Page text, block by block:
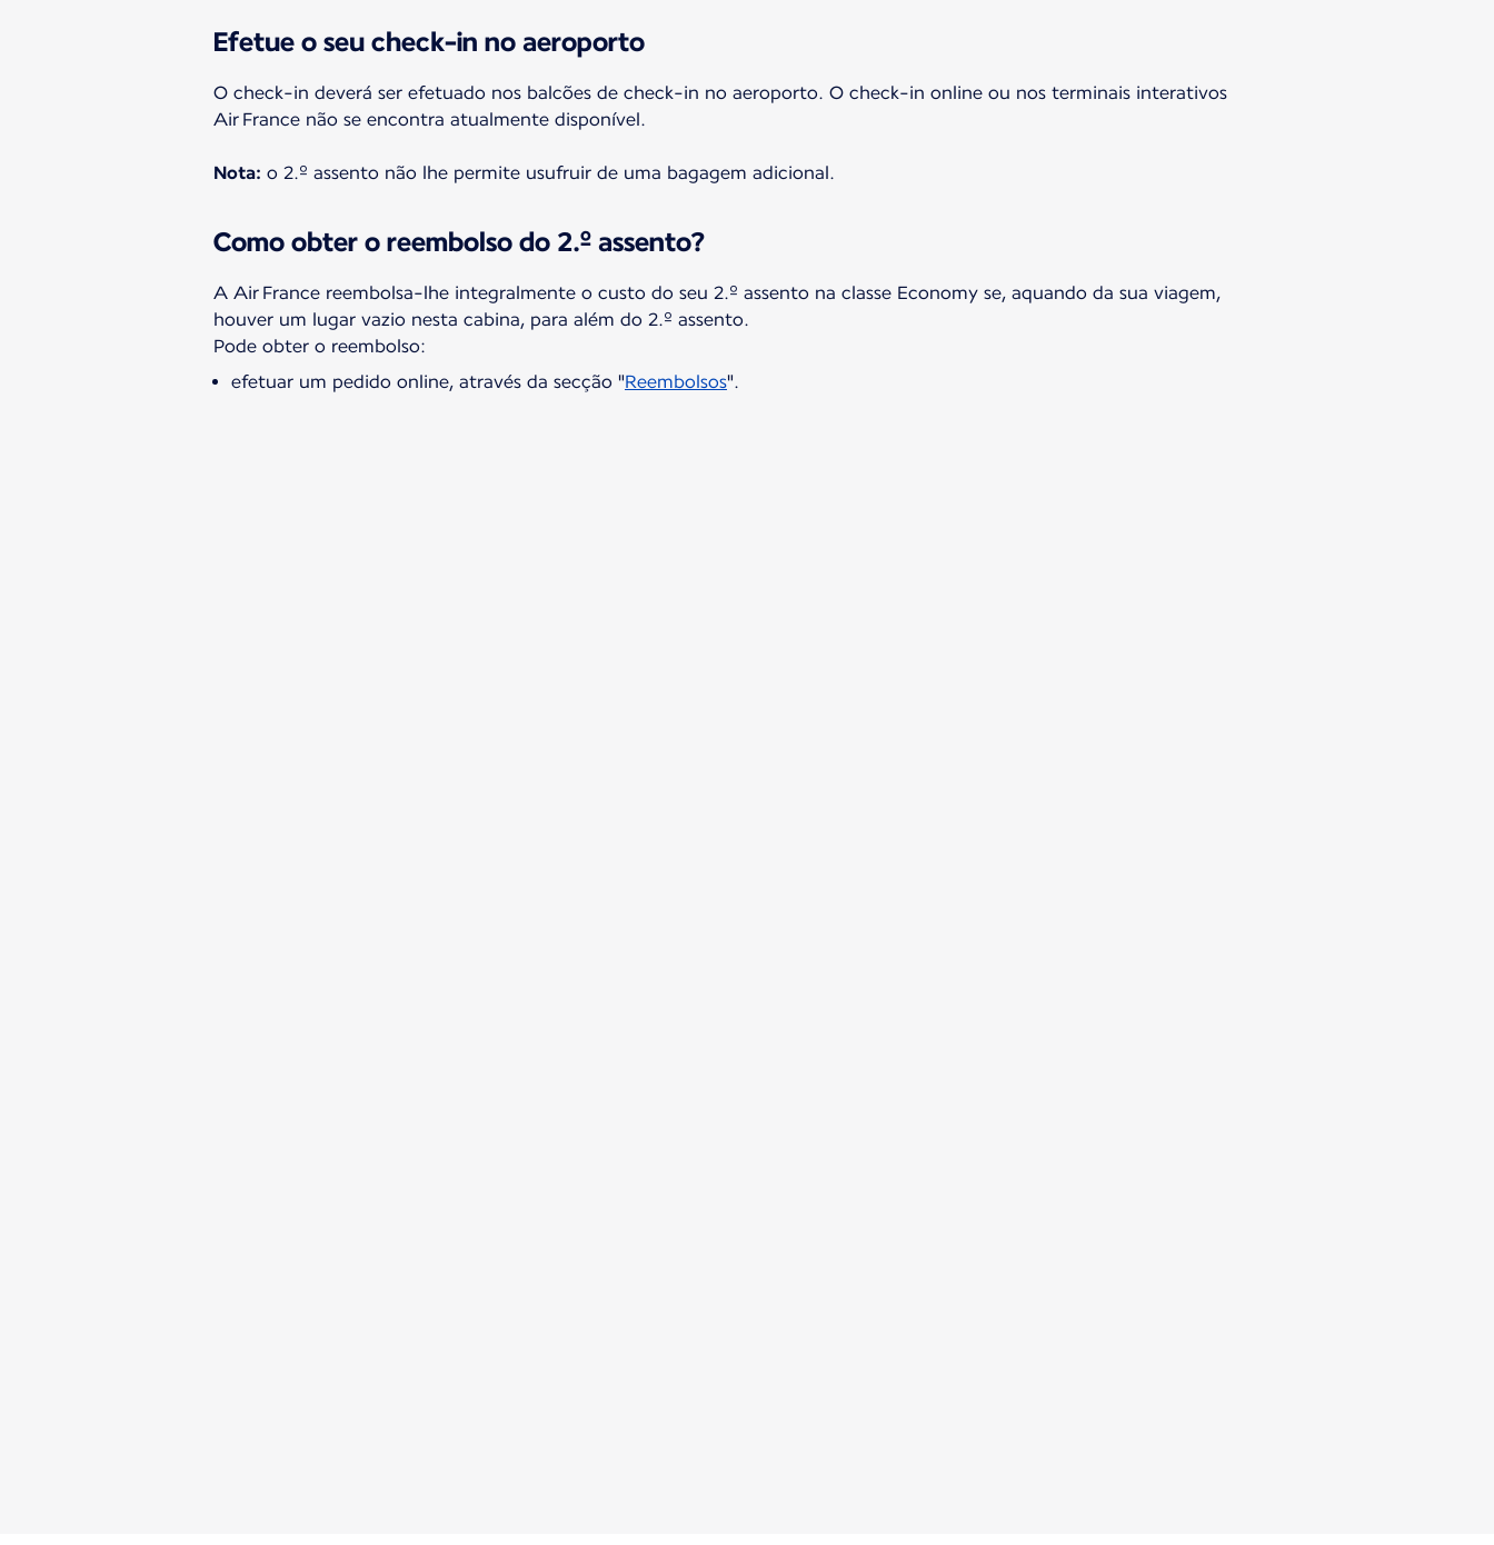
Efetue o seu check-in no aeroporto
O check-in deverá ser efetuado nos balcões de check-in no aeroporto. O check-in online ou nos terminais interativos
Air France não se encontra atualmente disponível.
Nota: o 2.º assento não lhe permite usufruir de uma bagagem adicional.
Como obter o reembolso do 2.º assento?
A Air France reembolsa-lhe integralmente o custo do seu 2.º assento na classe Economy se, aquando da sua viagem,
houver um lugar vazio nesta cabina, para além do 2.º assento.
Pode obter o reembolso:
efetuar um pedido online, através da secção "Reembolsos".